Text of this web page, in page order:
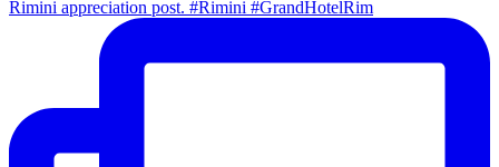
Rimini appreciation post. #Rimini #GrandHotelRim